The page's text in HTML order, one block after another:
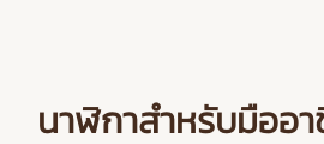
นาฬิกาสำหรับมืออ